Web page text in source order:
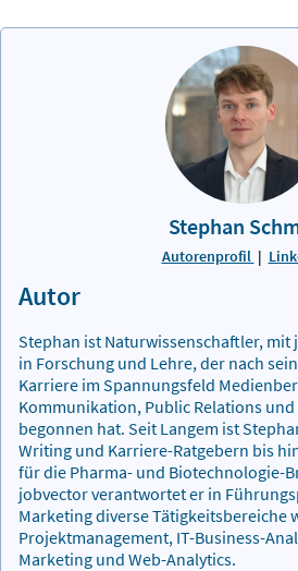
Stephan
Autorenprofil |
Autor
Stephan ist Naturwissenschaftler,
in Forschung und Lehre, der nach
Karriere im Spannungsfeld
Kommunikation, Public Relations
begonnen hat. Seit Langem ist
Writing und Karriere-Ratgebern bis
für die Pharma- und Biotechnologie-
jobvector verantwortet er in
Marketing diverse Tätigkeitsbereiche
Projektmanagement, IT-Business-
Marketing und Web-Analytics.